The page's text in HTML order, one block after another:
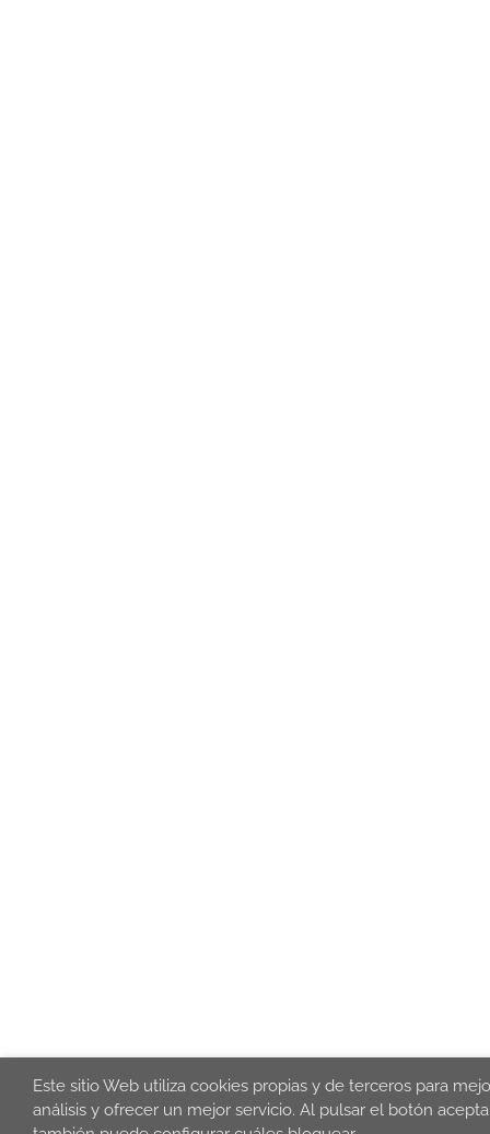
Este sitio Web utiliza cookies propias y de terceros para
análisis y ofrecer un mejor servicio. Al pulsar el botón